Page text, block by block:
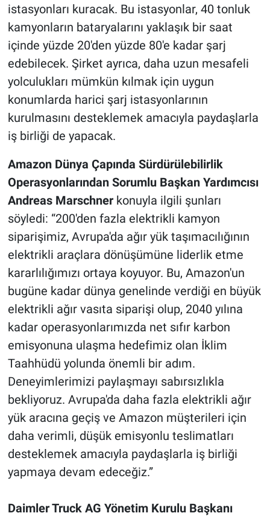
istasyonları kuracak. Bu istasyonlar, 40 tonluk
kamyonların bataryalarını yaklaşık bir saat
içinde yüzde 20'den yüzde 80'e kadar şarj
edebilecek. Şirket ayrıca, daha uzun mesafeli
yolculukları mümkün kılmak için uygun
konumlarda harici şarj istasyonlarının
kurulmasını desteklemek amacıyla paydaşlarla
iş birliği de yapacak.
Amazon Dünya Çapında Sürdürülebilirlik
Operasyonlarından Sorumlu Başkan Yardımcısı
Andreas Marschner konuyla ilgili şunları
söyledi: “200'den fazla elektrikli kamyon
siparişimiz, Avrupa'da ağır yük taşımacılığının
elektrikli araçlara dönüşümüne liderlik etme
kararlılığımızı ortaya koyuyor. Bu, Amazon'un
bugüne kadar dünya genelinde verdiği en büyük
elektrikli ağır vasıta siparişi olup, 2040 yılına
kadar operasyonlarımızda net sıfır karbon
emisyonuna ulaşma hedefimiz olan İklim
Taahhüdü yolunda önemli bir adım.
Deneyimlerimizi paylaşmayı sabırsızlıkla
bekliyoruz. Avrupa'da daha fazla elektrikli ağır
yük aracına geçiş ve Amazon müşterileri için
daha verimli, düşük emisyonlu teslimatları
desteklemek amacıyla paydaşlarla iş birliği
yapmaya devam edeceğiz.”
Daimler Truck AG Yönetim Kurulu Başkanı